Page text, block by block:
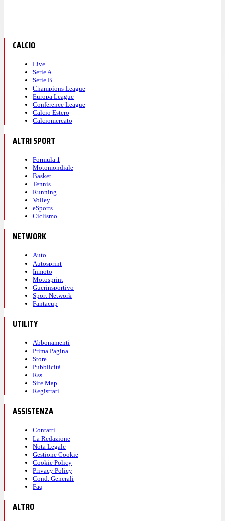
CALCIO
Live
Serie A
Serie B
Champions League
Europa League
Conference League
Calcio Estero
Calciomercato
ALTRI SPORT
Formula 1
Motomondiale
Basket
Tennis
Running
Volley
eSports
Ciclismo
NETWORK
Auto
Autosprint
Inmoto
Motosprint
Guerinsportivo
Sport Network
Fantacup
UTILITY
Abbonamenti
Prima Pagina
Store
Pubblicità
Rss
Site Map
Registrati
ASSISTENZA
Contatti
La Redazione
Nota Legale
Gestione Cookie
Cookie Policy
Privacy Policy
Cond. Generali
Faq
ALTRO